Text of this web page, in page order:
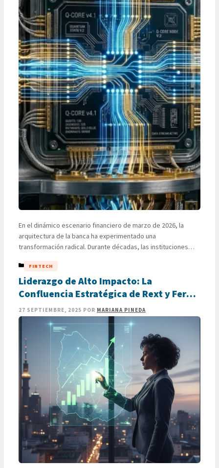
En el dinámico escenario financiero de marzo de 2026, la
arquitectura de la banca ha experimentado una
transformación radical. Durante décadas, las instituciones
aislados o silos de información que, si bien eran seguros,
resultaban extremadamente rígidos y lentos para adaptarse a
las demandas del mercado. Hoy, esa …
LEER MÁS
CATEGORÍAS
FINTECH
Liderazgo de Alto Impacto: La
Confluencia Estratégica de Rext y FerBal
Capital
27 SEPTIEMBRE, 2025 POR MARIANA PINEDA